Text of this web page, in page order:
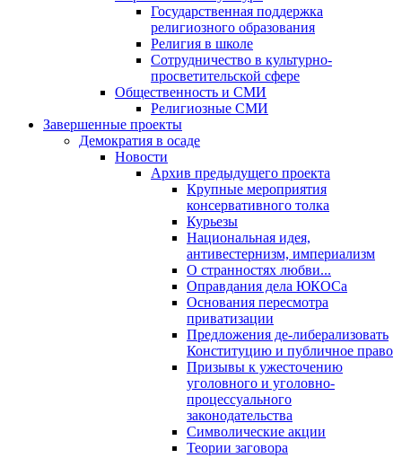
Государственная поддержка
религиозного образования
Религия в школе
Сотрудничество в культурно-
просветительской сфере
Общественность и СМИ
Религиозные СМИ
Завершенные проекты
Демократия в осаде
Новости
Архив предыдущего проекта
Крупные мероприятия
консервативного толка
Курьезы
Национальная идея,
антивестернизм, империализм
О странностях любви...
Оправдания дела ЮКОСа
Основания пересмотра
приватизации
Предложения де-либерализовать
Конституцию и публичное право
Призывы к ужесточению
уголовного и уголовно-
процессуального
законодательства
Символические акции
Теории заговора